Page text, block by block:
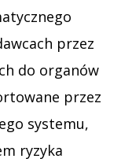
przez
do organów
przez
systemu,
ryzyka